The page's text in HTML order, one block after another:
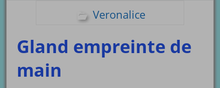
Veronalice
Gland empreinte de
main